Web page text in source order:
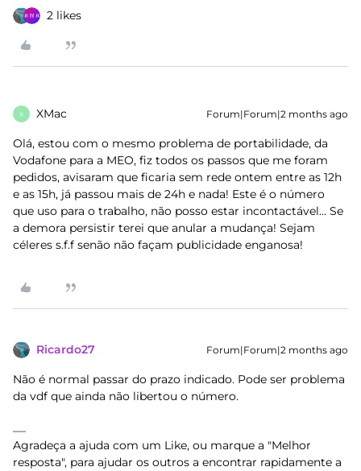
2 likes
X XMac Forum|Forum|2 months ago
Olá, estou com o mesmo problema de portabilidade, da
Vodafone para a MEO, fiz todos os passos que me foram
pedidos, avisaram que ficaria sem rede ontem entre as 12h
e as 15h, já passou mais de 24h e nada! Este é o número
que uso para o trabalho, não posso estar incontactável... Se
a demora persistir terei que anular a mudança! Sejam
céleres s.f.f senão não façam publicidade enganosa!
Ricardo27 Forum|Forum|2 months ago
Não é normal passar do prazo indicado. Pode ser problema
da vdf que ainda não libertou o número.
Agradeça a ajuda com um Like, ou marque a "Melhor
resposta", para ajudar os outros a encontrar rapidamente a